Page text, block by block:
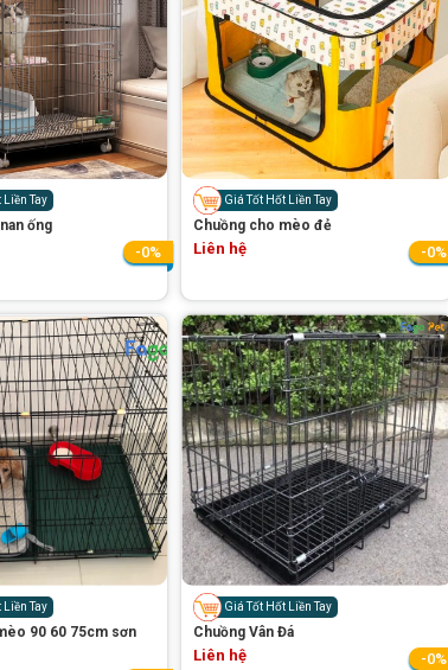
Liền Tay
ống
-0%
Giá Tốt Hốt Liền Tay
Chuồng cho mèo đẻ
Liên hệ -0%
Liền Tay
90 60 75cm sơn
Giá Tốt Hốt Liền Tay
Chuồng Vân Đá
Liên hệ -0%